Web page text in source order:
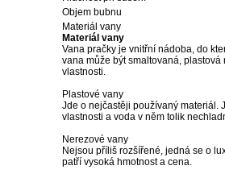
Objem bubnu
Materiál vany
Materiál vany
Vana pračky je vnitřní nádoba, do
vana může být smaltovaná,
vlastnosti.
Plastové vany
Jde o nejčastěji používaný materiál.
vlastnosti a voda v něm tolik
Nerezové vany
Nejsou příliš rozšířené, jedná se o
patří vysoká hmotnost a cena.